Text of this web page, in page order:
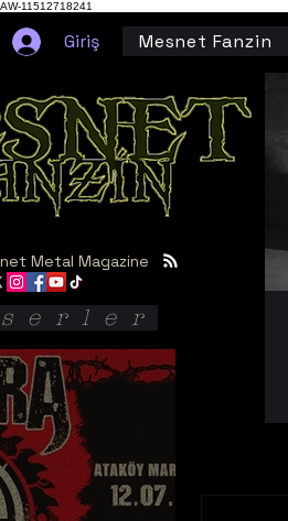
AW-11512718241
Giriş Mesnet Fanzin
Metal Magazine